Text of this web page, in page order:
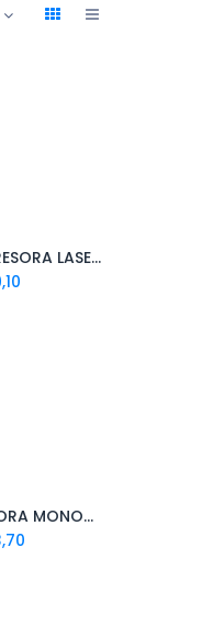
HP IMPRESORA LASERJET 107W INALAMBRICA
IMPRESORA MONOCROMATICA BROTHER LÁSER LOW HL-L2320D